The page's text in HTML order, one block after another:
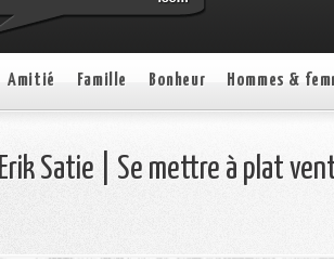
Amitié Famille Bonheur Hommes &
Erik Satie | Se mettre à plat